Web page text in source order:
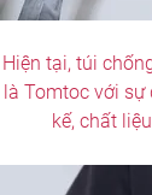
Hiện tại, túi
là Tomtoc với sự
kế, chất